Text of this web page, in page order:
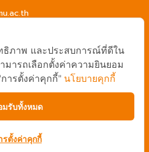
ใหม่
ร
ตร์
ตร์
ธิภาพ และประสบการณ์ที่ดีใน
มารถเลือกตั้งค่าความยินยอม
ารตั้งค่าคุกกี้" นโยบายคุกกี้
มรับทั้งหมด
รตั้งค่าคุกกี้